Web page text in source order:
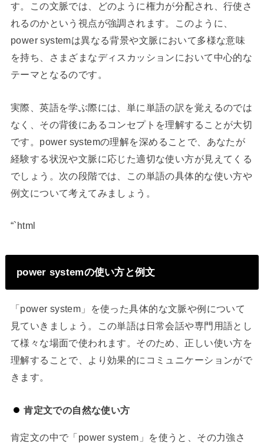
す。この文脈では、どのように権力が分配され、行使さ
れるのかという視点が強調されます。このように、
power systemは異なる背景や文脈において多様な意味
を持ち、さまざまなディスカッションにおいて中心的な
テーマとなるのです。
実際、英語を学ぶ際には、単に単語の訳を覚えるのでは
なく、その背後にあるコンセプトを理解することが大切
です。power systemの理解を深めることで、あなたが
経験する状況や文脈に応じた適切な使い方が見えてくる
でしょう。次の段階では、この単語の具体的な使い方や
例文について考えてみましょう。
“`html
power systemの使い方と例文
「power system」を使った具体的な文脈や例について
見ていきましょう。この単語は日常会話や専門用語とし
て様々な場面で使われます。そのため、正しい使い方を
理解することで、より効果的にコミュニケーションがで
きます。
肯定文での自然な使い方
肯定文の中で「power system」を使うと、その力強さ